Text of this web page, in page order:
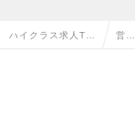
ハイクラス求人TO 営業